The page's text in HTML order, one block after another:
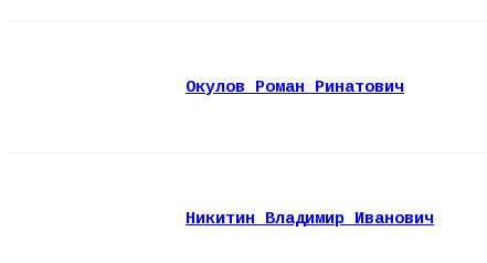
Окулов Роман Ринатович
Никитин Владимир Иванович